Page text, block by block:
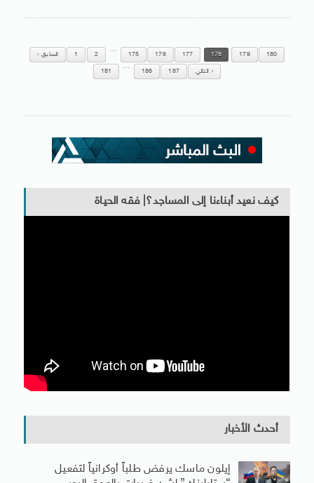
السابق 1 2
…
175 176 177 178 179 180
181
…
186 187 التالي
كيف نعيد أبناءنا إلى المساجد؟| فقه الحياة
أحدث الأخبار
إيلون ماسك يرفض طلباً أوكرانياً لتفعيل